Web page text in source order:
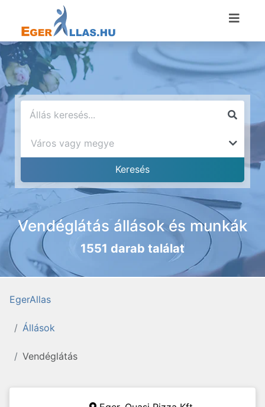
Vendéglátás állások és munkák
1551 darab találat
EgerAllas
Állások
Vendéglátás